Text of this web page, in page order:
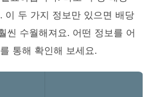
. 이 두 가지 정보만 있으면 배당
씬 수월해져요. 어떤 정보를 어
통해 확인해 보세요.